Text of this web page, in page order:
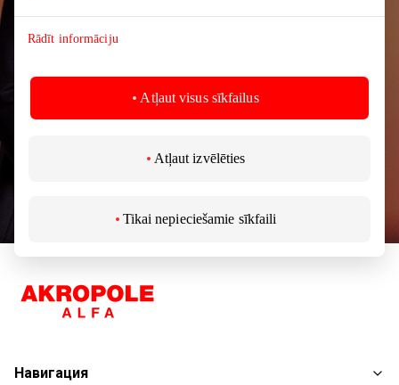
Rādīt informāciju
Atļaut visus sīkfailus
Atļaut izvēlēties
Tikai nepieciešamie sīkfaili
Подписаться
Навигация